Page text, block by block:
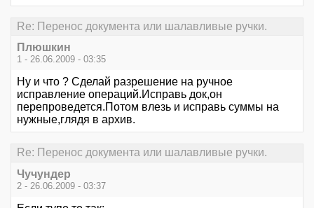
Re: Перенос документа или шалавливые ручки.
Плюшкин
1 - 26.06.2009 - 03:35
Ну и что ? Сделай разрешение на ручное
исправление операций.Исправь док,он
перепроведется.Потом влезь и исправь суммы на
нужные,глядя в архив.
Re: Перенос документа или шалавливые ручки.
Чучундер
2 - 26.06.2009 - 03:37